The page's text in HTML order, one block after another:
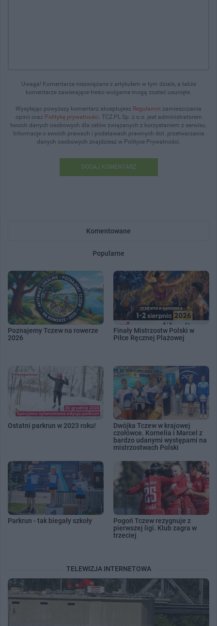
Uwaga! Komentarze niezwiązane z artykułem w tym dziale, a także
komentarze zawierające treści wulgarne mogą zostać usunięte.
Wysyłając powyższy komentarz akceptujesz Regulamin zamieszczania
opinii oraz Politykę prywatności. TCZ.PL Sp. z o.o. jest administratorem
twoich danych osobowych dla celów związanych z korzystaniem z serwisu.
Informacje o swoich prawach i podstawach prawnych dot. przetwarzania
danych osobowych znajdziesz w Polityce Prywatności.
DODAJ KOMENTARZ
Komentowane
Popularne
Poznajemy Tczew na rowerze
2026
Finały Mistrzostw Polski w
Piłce Ręcznej Plażowej
Ostatni parkrun w 2023 roku!
Dwójka Tczew w krajowej
czołówce. Kornelia i Marcel z
bardzo udanymi występami na
mistrzostwach Polski
Parkrun - tak biegały szkoły
Pogoń Tczew rezygnuje z
pierwszej ligi. Klub zagra w
trzeciej
TELEWIZJA INTERNETOWA